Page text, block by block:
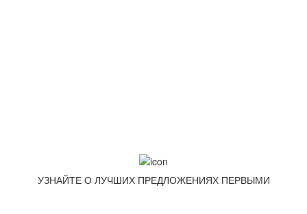
УЗНАЙТЕ О ЛУЧШИХ ПРЕДЛОЖЕНИЯХ ПЕРВЫМИ